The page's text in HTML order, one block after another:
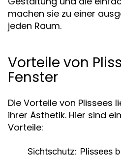
machen sie zu einer
jeden Raum.
Vorteile von
Fenster
Die Vorteile von Plissees
ihrer Ästhetik. Hier sind
Vorteile:
Sichtschutz: Plissees